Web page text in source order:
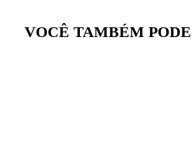
VOCÊ TAMBÉM PODE